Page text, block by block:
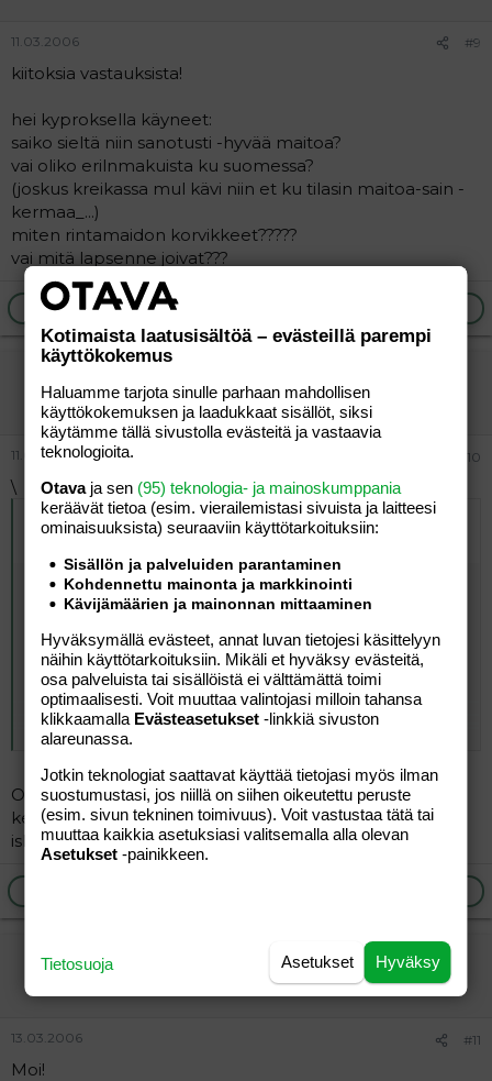
11.03.2006 #9
kiitoksia vastauksista!
hei kyproksella käyneet:
saiko sieltä niin sanotusti -hyvää maitoa?
vai oliko erilnmakuista ku suomessa?
(joskus kreikassa mul kävi niin et ku tilasin maitoa-sain -
kermaa_...)
miten rintamaidon korvikkeet?????
vai mitä lapsenne joivat???
Ilmoita asiaton viesti
Aktiivinen jäsen
11.03.2006 #10
\
Alkuperäinen kirjoittaja11.03.2006 klo 10:34 eka reissu
kiitoksia vastauksista!
saiko sieltä niin sanotusti -hyvää maitoa?
vai oliko erilnmakuista ku suomessa?
(joskus kreikassa mul kävi niin et ku tilasin maitoa-sain -
kermaa_...)
miten rintamaidon korvikkeet?????
vai mitä lapsenne joivat???
Click to expand...
Osta päivän maitoa, se on aikalailla samaa, vähän esim
kevytmaito on "raskaampaa" kuin Suomessa. Ne
iskukuumennetut on sitten asia erikseen.
sirkkis
13.03.2006 #11
Moi!
Kotimaista laatusisältöä – evästeillä parempi
käyttökokemus
Haluamme tarjota sinulle parhaan mahdollisen
käyttökokemuksen ja laadukkaat sisällöt, siksi
käytämme tällä sivustolla evästeitä ja vastaavia
teknologioita.
Otavaja sen (95) teknologia- ja mainoskumppania
keräävät tietoa (esim. vierailemis­tasi sivuista ja laitteesi
ominaisuuk­sista) seuraaviin käyttötarkoituksiin:
Sisällön ja palveluiden parantaminen
Kohdennettu mainonta ja markkinointi
Kävijämäärien ja mainonnan mittaaminen
Hyväksymällä evästeet, annat luvan tietojesi käsittelyyn
näihin käyttötarkoituksiin. Mikäli et hyväksy evästeitä,
osa palveluista tai sisällöistä ei välttämättä toimi
optimaalisesti. Voit muuttaa valintojasi milloin tahansa
klikkaamalla Evästeasetukset -linkkiä sivuston
alareunassa.
Jotkin teknologiat saattavat käyttää tietojasi myös ilman
suostumustasi, jos niillä on siihen oikeutettu peruste
(esim. sivun tekninen toimivuus). Voit vastustaa tätä tai
muuttaa kaikkia asetuksiasi valitsemalla alla olevan
Asetukset -painikkeen.
Hyväksy
Asetukset
Tietosuoja